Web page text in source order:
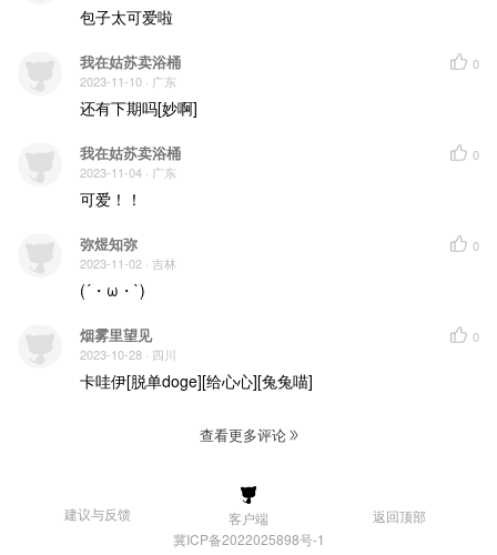
包子太可爱啦
我在姑苏卖浴桶
2023-11-10 · 广东
0
还有下期吗[妙啊]
我在姑苏卖浴桶
2023-11-04 · 广东
0
可爱！！
弥煜知弥
2023-11-02 · 吉林
0
(´・ω・`)
烟雾里望见
2023-10-28 · 四川
0
卡哇伊[脱单doge][给心心][兔兔喵]
查看更多评论
建议与反馈 客户端
返回顶部
冀ICP备2022025898号-1